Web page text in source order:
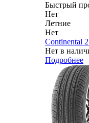
Быстрый
Нет
Летние
Нет
Continental
Нет в
Подробнее